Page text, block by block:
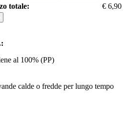
totale:
€ 6,90
al 100% (PP)
calde o fredde per lungo tempo